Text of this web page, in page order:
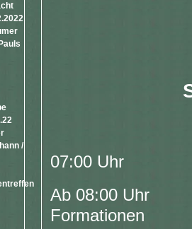
/
07:00 Uhr
Ab 08:00 Uhr
Formationen